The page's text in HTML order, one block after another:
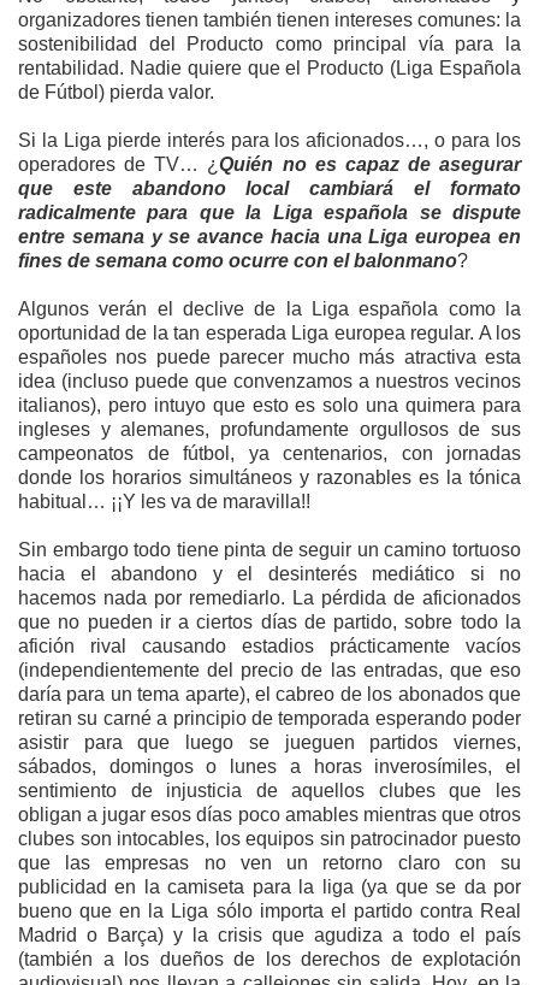
organizadores tienen también tienen intereses comunes: la
sostenibilidad del Producto como principal vía para la
rentabilidad. Nadie quiere que el Producto (Liga Española
de Fútbol) pierda valor.
Si la Liga pierde interés para los aficionados…, o para los
operadores de TV… ¿Quién no es capaz de asegurar
que este abandono local cambiará el formato
radicalmente para que la Liga española se dispute
entre semana y se avance hacia una Liga europea en
fines de semana como ocurre con el balonmano?
Algunos verán el declive de la Liga española como la
oportunidad de la tan esperada Liga europea regular. A los
españoles nos puede parecer mucho más atractiva esta
idea (incluso puede que convenzamos a nuestros vecinos
italianos), pero intuyo que esto es solo una quimera para
ingleses y alemanes, profundamente orgullosos de sus
campeonatos de fútbol, ya centenarios, con jornadas
donde los horarios simultáneos y razonables es la tónica
habitual… ¡¡Y les va de maravilla!!
Sin embargo todo tiene pinta de seguir un camino tortuoso
hacia el abandono y el desinterés mediático si no
hacemos nada por remediarlo. La pérdida de aficionados
que no pueden ir a ciertos días de partido, sobre todo la
afición rival causando estadios prácticamente vacíos
(independientemente del precio de las entradas, que eso
daría para un tema aparte), el cabreo de los abonados que
retiran su carné a principio de temporada esperando poder
asistir para que luego se jueguen partidos viernes,
sábados, domingos o lunes a horas inverosímiles, el
sentimiento de injusticia de aquellos clubes que les
obligan a jugar esos días poco amables mientras que otros
clubes son intocables, los equipos sin patrocinador puesto
que las empresas no ven un retorno claro con su
publicidad en la camiseta para la liga (ya que se da por
bueno que en la Liga sólo importa el partido contra Real
Madrid o Barça) y la crisis que agudiza a todo el país
(también a los dueños de los derechos de explotación